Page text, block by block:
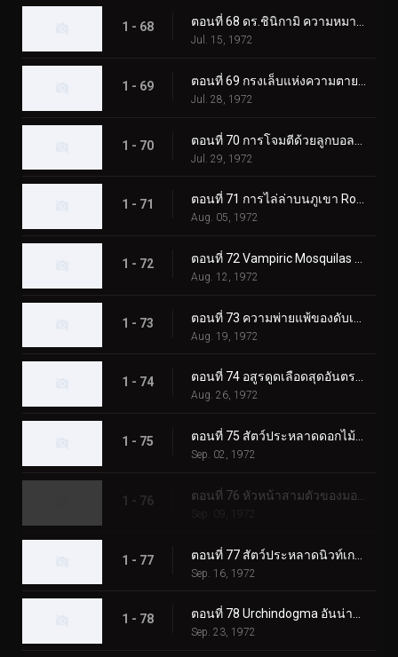
1 - 68 ตอนที่ 68 ดร.ชินิกามิ ความหมายที่แท้จริงของความหวาดกลัว?
Jul. 15, 1972
1 - 69
Jul. 28, 1972
1 - 70
Jul. 29, 1972
1 - 71 ตอนที่ 71 การไล่ล่าบนภูเขา Rokkoudai ของ Monster Horseflygomes
Aug. 05, 1972
1 - 72
Aug. 12, 1972
1 - 73
Aug. 19, 1972
1 - 74 ตอนที่ 74 อสูรดูดเลือดสุดอันตราย!! โชคดี ทีมไรเดอร์บอย
Aug. 26, 1972
1 - 75
Sep. 02, 1972
1 - 76
Sep. 09, 1972
1 - 77
Sep. 16, 1972
1 - 78 ตอนที่ 78 Urchindogma อันน่าสะพรึงกลัว + สัตว์ประหลาด Phantom
Sep. 23, 1972